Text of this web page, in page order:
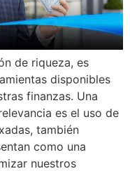
de riqueza, es
disponibles
finanzas. Una
es el uso de
también
como una
nuestros